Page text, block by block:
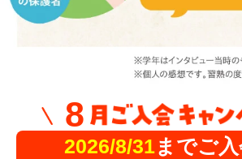
8
2026/8/31までご